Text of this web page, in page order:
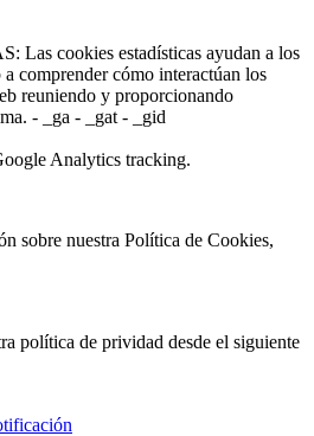
Las cookies estadísticas ayudan a los
comprender cómo interactúan los
reuniendo y proporcionando
- _ga - _gat - _gid
Analytics tracking.
sobre nuestra Política de Cookies,
política de prividad desde el siguiente